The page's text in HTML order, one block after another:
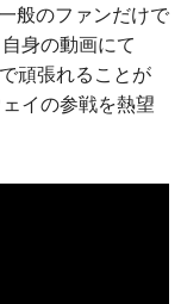
般のファンだけで
身の動画にて
頑張れることが
イの参戦を熱望